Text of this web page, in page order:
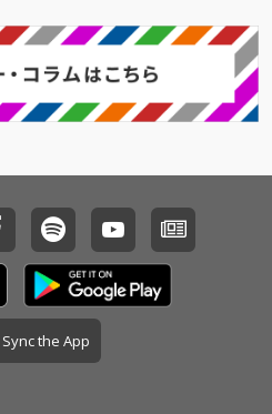
ルバムのアートワーク
ク・ファッション・フ
ョン・ケール、マー
の３人が登場。３人の
ーxcxの存在を確かに
感じさせるヴィヴィッ
ドなモノクロームのポ
ートレートにも注目！
Sync the App